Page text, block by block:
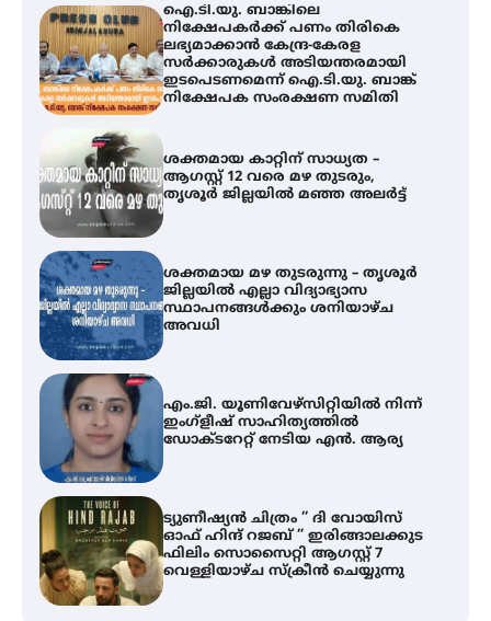
ഐ.ടി.യു. ബാങ്കിലെ
നിക്ഷേപകർക്ക് പണം തിരികെ
ലഭ്യമാക്കാൻ കേന്ദ്ര-കേരള
സർക്കാരുകൾ അടിയന്തരമായി
ഇടപെടണമെന്ന് ഐ.ടി.യു. ബാങ്ക്
നിക്ഷേപക സംരക്ഷണ സമിതി
ശക്തമായ കാറ്റിന് സാധ്യത –
ആഗസ്റ്റ് 12 വരെ മഴ തുടരും,
തൃശൂർ ജില്ലയിൽ മഞ്ഞ അലർട്ട്
ശക്തമായ മഴ തുടരുന്നു – തൃശൂർ
ജില്ലയിൽ എല്ലാ വിദ്യാഭ്യാസ
സ്ഥാപനങ്ങൾക്കും ശനിയാഴ്ച
അവധി
എം.ജി. യൂണിവേഴ്‌സിറ്റിയിൽ നിന്ന്
ഇംഗ്ളീഷ് സാഹിത്യത്തിൽ
ഡോക്ടറേറ്റ് നേടിയ എൻ. ആര്യ
ട്യുണീഷ്യൻ ചിത്രം ” ദി വോയിസ്
ഓഫ് ഹിന്ദ് റജബ് ” ഇരിങ്ങാലക്കുട
ഫിലിം സൊസൈറ്റി ആഗസ്റ്റ് 7
വെള്ളിയാഴ്ച സ്‌ക്രീൻ ചെയ്യുന്നു